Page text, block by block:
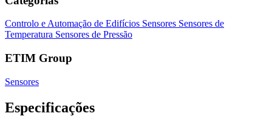
Controlo e Automação de Edifícios Sensores Sensores de
Temperatura Sensores de Pressão
ETIM Group
Sensores
Especificações